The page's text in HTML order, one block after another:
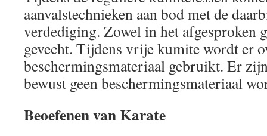
aanvalstechnieken aan bod met de
verdediging. Zowel in het afgesproken
gevecht. Tijdens vrije kumite wordt er
beschermingsmateriaal gebruikt. Er
bewust geen beschermingsmateriaal
Beoefenen van Karate